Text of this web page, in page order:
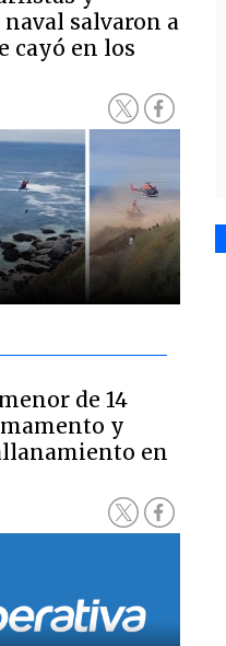
salvaron a
cayó en los
de 14
y
en